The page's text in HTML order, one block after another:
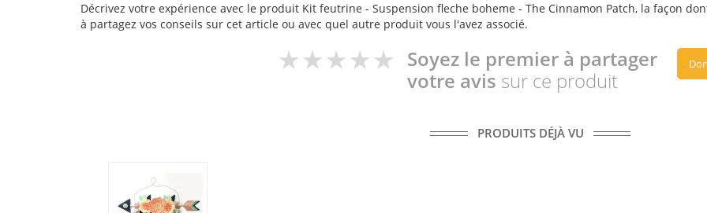
Décrivez votre expérience avec le produit Kit feutrine - Suspension fleche boheme - The Cinnamon Patch, la façon
à partagez vos conseils sur cet article ou avec quel autre produit vous l'avez associé.
Soyez le premier à partager
votre avis sur ce produit
PRODUITS DÉJÀ VU